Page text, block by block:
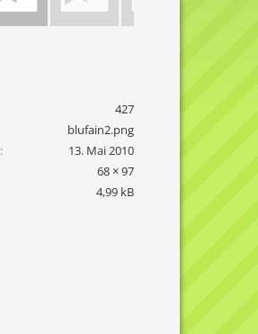
427
blufain2.png
13. Mai 2010
68 × 97
4,99 kB